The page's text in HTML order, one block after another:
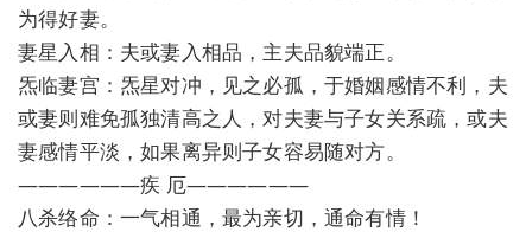
为得好妻。
妻星入相：夫或妻入相品，主夫品貌端正。
炁临妻宫：炁星对冲，见之必孤，于婚姻感情不利，夫
或妻则难免孤独清高之人，对夫妻与子女关系疏，或夫
妻感情平淡，如果离异则子女容易随对方。
——————疾 厄——————
八杀络命：一气相通，最为亲切，通命有情！